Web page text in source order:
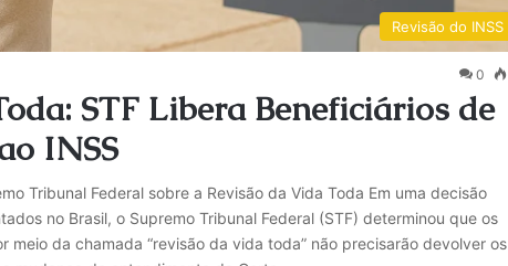
Revisão do INSS
0
STF Libera Beneficiários de
INSS
Tribunal Federal sobre a Revisão da Vida Toda Em uma decisão
no Brasil, o Supremo Tribunal Federal (STF) determinou que os
meio da chamada “revisão da vida toda” não precisarão devolver os